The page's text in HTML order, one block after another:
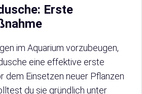
Erste
im Aquarium vorzubeugen,
eine effektive erste
dem Einsetzen neuer Pflanzen
du sie gründlich unter